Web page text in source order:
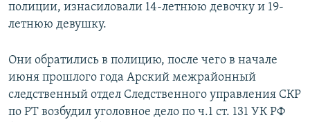
полиции, изнасиловали 14-летнюю девочку и 19-
летнюю девушку.
Они обратились в полицию, после чего в начале
июня прошлого года Арский межрайонный
следственный отдел Следственного управления СКР
по РТ возбудил уголовное дело по ч.1 ст. 131 УК РФ